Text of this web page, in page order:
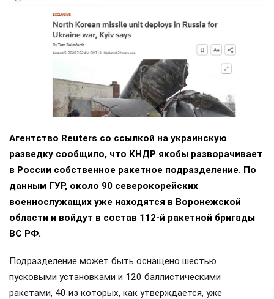
Агентство Reuters со ссылкой на украинскую
разведку сообщило, что КНДР якобы разворачивает
в России собственное ракетное подразделение. По
данным ГУР, около 90 северокорейских
военнослужащих уже находятся в Воронежской
области и войдут в состав 112-й ракетной бригады
ВС РФ.
Подразделение может быть оснащено шестью
пусковыми установками и 120 баллистическими
ракетами, 40 из которых, как утверждается, уже